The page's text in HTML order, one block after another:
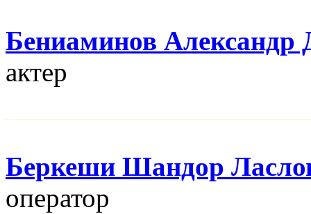
Бениаминов Александр
актер
Беркеши Шандор
оператор